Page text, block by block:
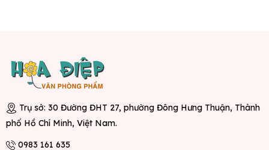
Trụ sở: 30 Đường ĐHT 27, phường Đông Hưng Thuận, Thành
phố Hồ Chí Minh, Việt Nam.
0983 161 635